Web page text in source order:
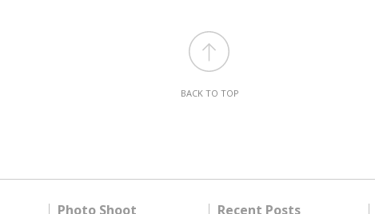
BACK TO TOP
Photo Shoot Recent Posts